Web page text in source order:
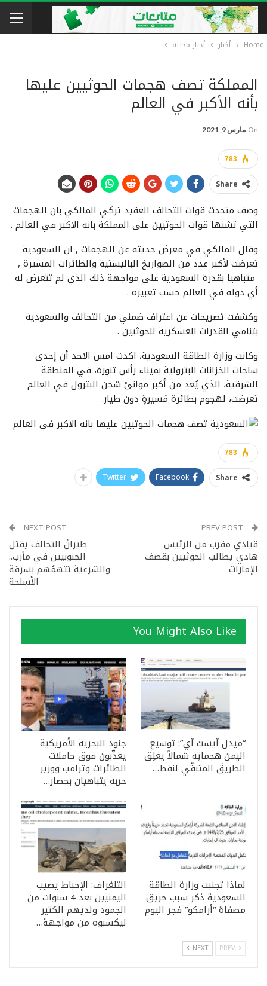
Home أخبار أخبار محلية
المملكة تصف هجمات الحوثيين عليها
بأنه الأكبر في العالم
On مارس 9, 2021
783
Share
وصف متحدث قوات التحالف العقيد تركي المالكي بان الهجمات
التي تشنها قوات الحوثيين على المملكة بانه الاكبر في العالم .
وقال المالكي في معرض حديثه عن الهجمات , ان السعودية
تعرضت لأكبر عدد من الصواريخ الباليستية والطائرات المسيرة ,
متباهيا بقدرة السعودية على مواجهة ذلك الذي لم تتعرض له
أي دوله في العالم حسب تعبيره .
وكشفت تصريحات عن اعتراف ضمني من التحالف والسعودية
بتنامي القدرات العسكرية للحوثيين .
وكانت وزارة الطاقة السعودية، اكدت امس الاحد أن إحدى
ساحات الخزانات البترولية بميناء رأس تنورة، في المنطقة
الشرقية، الذي يُعد من أكبر موانئ شحن البترول في العالم
تعرضت، لهجوم بطائرة مُسيرةٍ دون طيار.
783
Share
Facebook
Twitter
قيادي مقرب من الرئيس
هادي يطالب الحوثيين بقصف
الإمارات
NEXT POST
طيرانُ التحالف يقتل
الجنوبيين في مأرب..
والشرعية تتهمُهم بسرقة
الأسلحة
You Might Also Like
“ميدل آيست آي”: توسيع
اليمن هجماتِه شمالاً يغلِق
الطريقَ المتبقّي لنفط…
جنود البحرية الأمريكية
يعذّبون فوق حاملات
الطائرات وترامب ووزير
حربه يتباهيان بحصار…
لماذا تجنبت وزارة الطاقة
السعودية ذكر سبب حريق
مصفاة “أرامكو” فجر اليوم
التلغراف: الإحباط يصيب
اليمنيين بعد 4 سنوات من
الجمود ولديهم الكثير
ليكسبوه من مواجهة…
NEXT